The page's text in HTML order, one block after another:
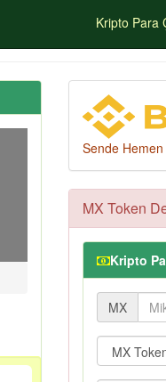
Kripto Para
Sende Hemen
MX Token
Kripto
MX